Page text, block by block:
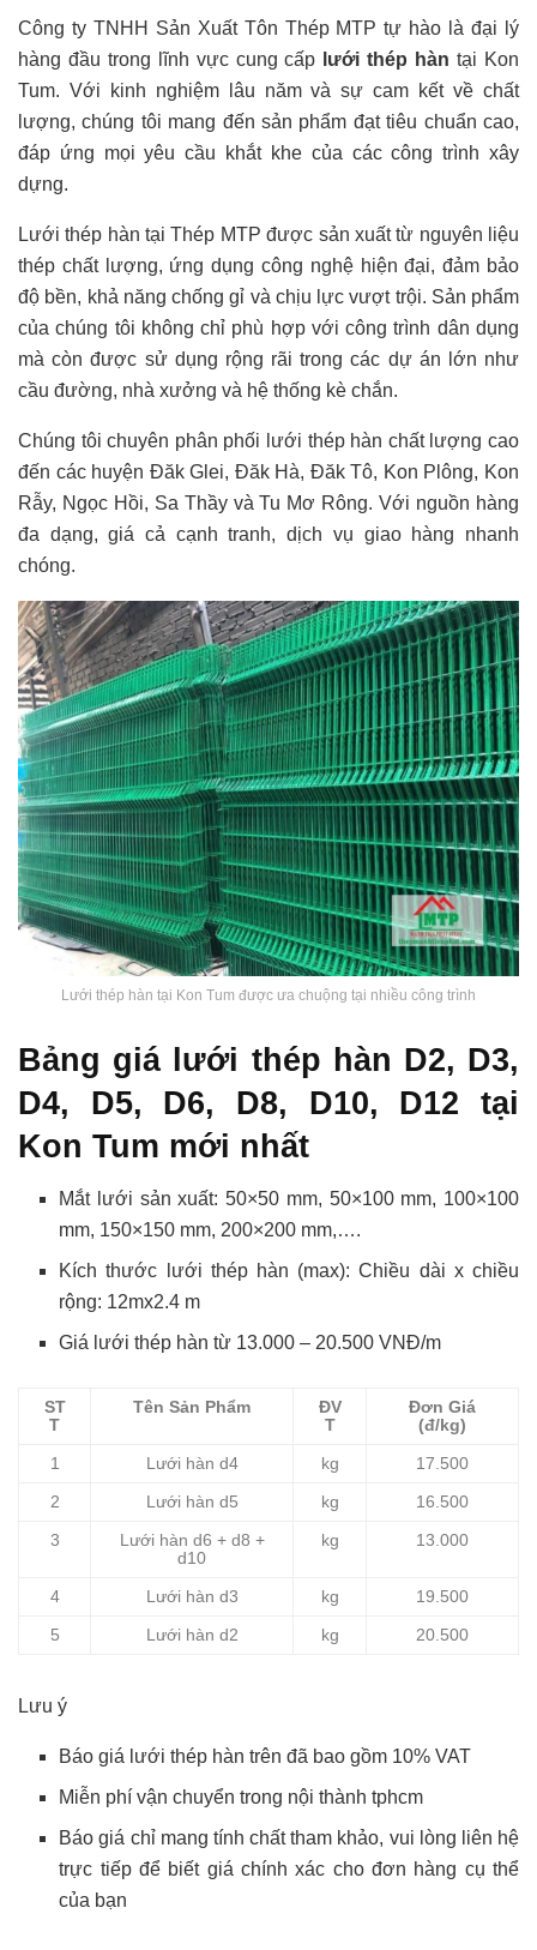
Công ty TNHH Sản Xuất Tôn Thép MTP tự hào là đại lý
hàng đầu trong lĩnh vực cung cấp
lưới thép hàn tại Kon
Tum. Với kinh nghiệm lâu năm và sự cam kết về chất
lượng, chúng tôi mang đến sản phẩm đạt tiêu chuẩn cao,
đáp ứng mọi yêu cầu khắt khe của các công trình xây
dựng.
Lưới thép hàn tại Thép MTP được sản xuất từ nguyên liệu
thép chất lượng, ứng dụng công nghệ hiện đại, đảm bảo
độ bền, khả năng chống gỉ và chịu lực vượt trội. Sản phẩm
của chúng tôi không chỉ phù hợp với công trình dân dụng
mà còn được sử dụng rộng rãi trong các dự án lớn như
cầu đường, nhà xưởng và hệ thống kè chắn.
Chúng tôi chuyên phân phối lưới thép hàn chất lượng cao
đến các huyện Đăk Glei, Đăk Hà, Đăk Tô, Kon Plông, Kon
Rẫy, Ngọc Hồi, Sa Thầy và Tu Mơ Rông. Với nguồn hàng
đa dạng, giá cả cạnh tranh, dịch vụ giao hàng nhanh
chóng.
Lưới thép hàn tại Kon Tum được ưa chuộng tại nhiều công trình
Bảng giá lưới thép hàn D2, D3,
D4, D5, D6, D8, D10, D12 tại
Kon Tum mới nhất
Mắt lưới sản xuất: 50×50 mm, 50×100 mm, 100×100
mm, 150×150 mm, 200×200 mm,….
Kích thước lưới thép hàn (max): Chiều dài x chiều
rộng: 12mx2.4 m
Giá lưới thép hàn từ 13.000 – 20.500 VNĐ/m
ST
T
Tên Sản Phẩm
ĐV
T
Đơn Giá
(đ/kg)
1 Lưới hàn d4 kg 17.500
2 Lưới hàn d5 kg 16.500
3
Lưới hàn d6 + d8 +
d10
kg 13.000
4 Lưới hàn d3 kg 19.500
5 Lưới hàn d2 kg 20.500
Lưu ý
Báo giá lưới thép hàn trên đã bao gồm 10% VAT
Miễn phí vận chuyển trong nội thành tphcm
Báo giá chỉ mang tính chất tham khảo, vui lòng liên hệ
trực tiếp để biết giá chính xác cho đơn hàng cụ thể
của bạn